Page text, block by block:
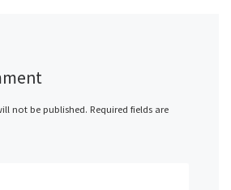
not be published. Required fields are